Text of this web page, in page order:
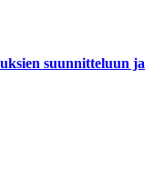
suunnitteluun ja